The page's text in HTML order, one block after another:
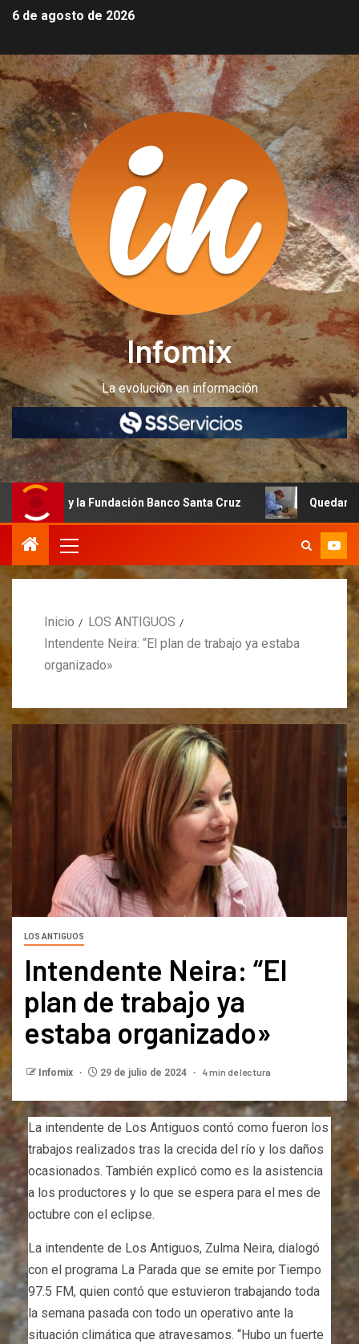
6 de agosto de 2026
Infomix
La evolución en información
Fundación Banco Santa Cruz Quedan últimos
Inicio
LOS ANTIGUOS
Intendente Neira: “El plan de trabajo ya estaba
organizado»
LOS ANTIGUOS
Intendente Neira: “El
plan de trabajo ya
estaba organizado»
Infomix 29 de julio de 2024 4 min de lectura
La intendente de Los Antiguos contó como fueron los
trabajos realizados tras la crecida del río y los daños
ocasionados. También explicó como es la asistencia
a los productores y lo que se espera para el mes de
octubre con el eclipse.
La intendente de Los Antiguos, Zulma Neira, dialogó
con el programa La Parada que se emite por Tiempo
97.5 FM, quien contó que estuvieron trabajando toda
la semana pasada con todo un operativo ante la
situación climática que atravesamos. “Hubo un fuerte